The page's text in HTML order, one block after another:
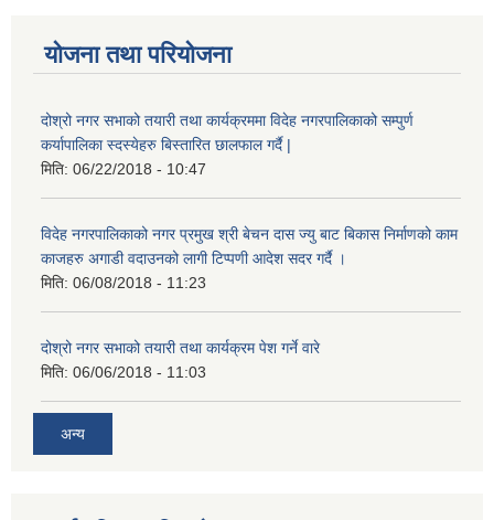
योजना तथा परियोजना
दोश्रो नगर सभाको तयारी तथा कार्यक्रममा विदेह नगरपालिकाको सम्पुर्ण
कर्यापालिका स्दस्येहरु बिस्तारित छालफाल गर्दै |
मिति: 06/22/2018 - 10:47
विदेह नगरपालिकाको नगर प्रमुख श्री बेचन दास ज्यु बाट बिकास निर्माणको काम
काजहरु अगाडी वदाउनको लागी टिप्पणी आदेश सदर गर्दै ।
मिति: 06/08/2018 - 11:23
दोश्रो नगर सभाको तयारी तथा कार्यक्रम पेश गर्ने वारे
मिति: 06/06/2018 - 11:03
अन्य